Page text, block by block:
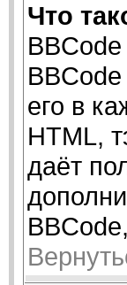
Что
его в
HTML,
даёт